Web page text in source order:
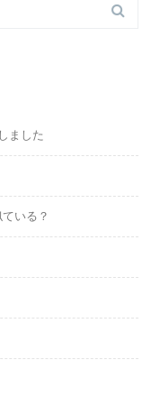
ました
いる？